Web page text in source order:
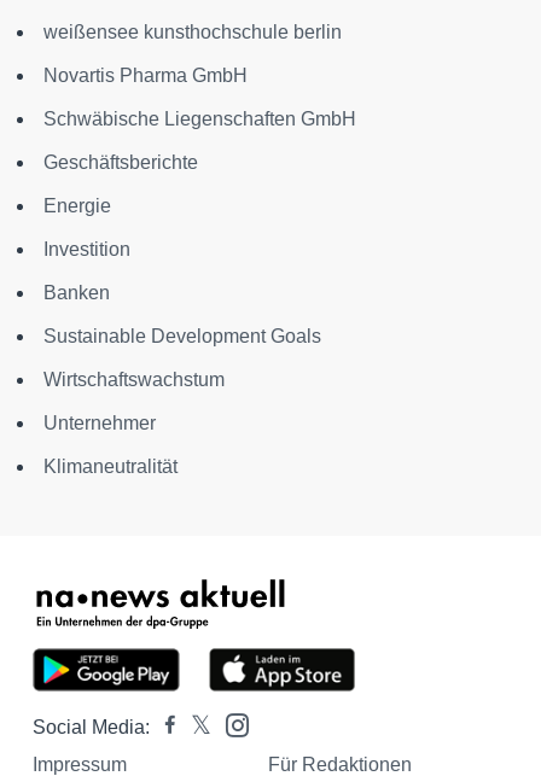
weißensee kunsthochschule berlin
Novartis Pharma GmbH
Schwäbische Liegenschaften GmbH
Geschäftsberichte
Energie
Investition
Banken
Sustainable Development Goals
Wirtschaftswachstum
Unternehmer
Klimaneutralität
Social Media:
Impressum
Für Redaktionen